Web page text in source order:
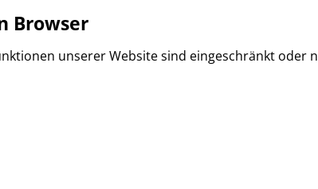
Browser
unserer Website sind eingeschränkt oder